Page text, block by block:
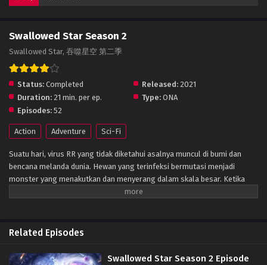
Swallowed Star Season 2
Swallowed Star, 吞噬星空 第二季
Status: Completed Released: 2021
Duration: 21 min. per ep. Type: ONA
Episodes: 52
Action Adventure Sci-Fi
Suatu hari, virus RR yang tidak diketahui asalnya muncul di bumi dan
bencana melanda dunia. Hewan yang terinfeksi bermutasi menjadi
monster yang menakutkan dan menyerang dalam skala besar. Ketika
manusia menghadapi kehancuran, mereka membangun tembok dan
Dalam lingkungan hidup yang ekstrem seperti itu, kekuatan fisik
manusia juga secara bertahap berevolusi dan berkembang, seni bela diri
bermunculan, dan kekuatan fisik manusia meningkat secara kualitatif
Related Episodes
Swallowed Star Season 2 Episode